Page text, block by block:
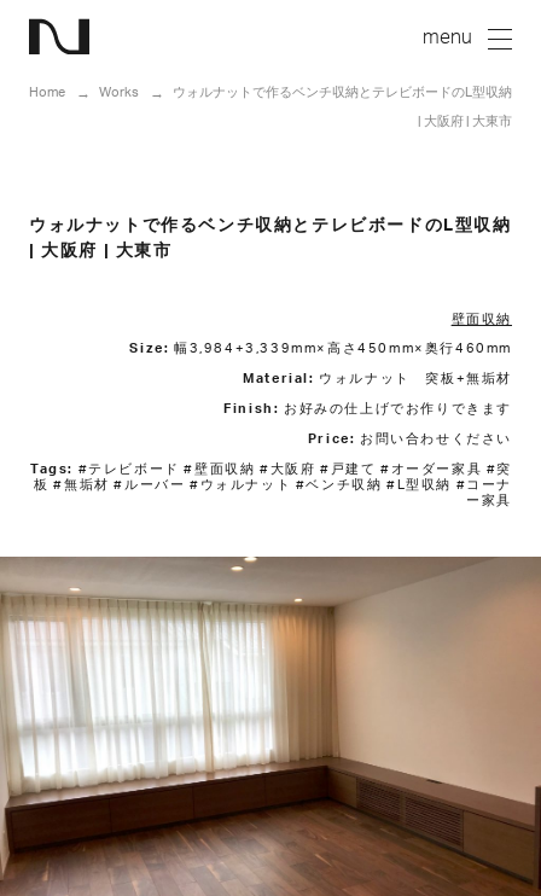
Home Works ウォルナットで作るベンチ収納とテレビボードのL型収納
| 大阪府 | 大東市
ウォルナットで作るベンチ収納とテレビボードのL型収納
| 大阪府 | 大東市
壁面収納
Size: 幅3,984+3,339mm×高さ450mm×奥行460mm
Material: ウォルナット 突板+無垢材
Finish: お好みの仕上げでお作りできます
Price: お問い合わせください
Tags: #テレビボード #壁面収納 #大阪府 #戸建て #オーダー家具 #突
板 #無垢材 #ルーバー #ウォルナット #ベンチ収納 #L型収納 #コーナ
ー家具